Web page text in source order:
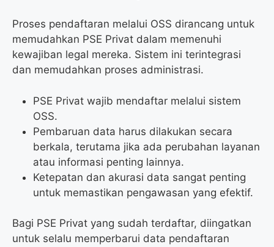
Proses pendaftaran melalui OSS dirancang untuk
memudahkan PSE Privat dalam memenuhi
kewajiban legal mereka. Sistem ini terintegrasi
dan memudahkan proses administrasi.
PSE Privat wajib mendaftar melalui sistem
OSS.
Pembaruan data harus dilakukan secara
berkala, terutama jika ada perubahan layanan
atau informasi penting lainnya.
Ketepatan dan akurasi data sangat penting
untuk memastikan pengawasan yang efektif.
Bagi PSE Privat yang sudah terdaftar, diingatkan
untuk selalu memperbarui data pendaftaran